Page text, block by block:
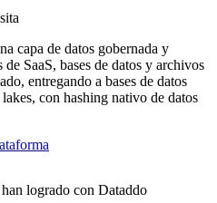
capa de datos gobernada y
SaaS, bases de datos y archivos
entregando a bases de datos
con hashing nativo de datos
logrado con Dataddo